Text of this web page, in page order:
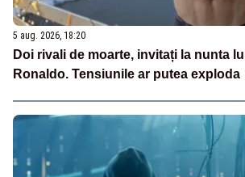
5 aug. 2026, 18:20
Doi rivali de moarte, invitați la nunta
Ronaldo. Tensiunile ar putea exploda